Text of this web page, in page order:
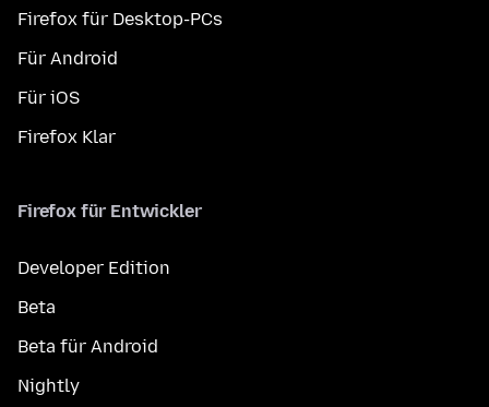
Firefox für Desktop-PCs
Für Android
Für iOS
Firefox Klar
Firefox für Entwickler
Developer Edition
Beta
Beta für Android
Nightly